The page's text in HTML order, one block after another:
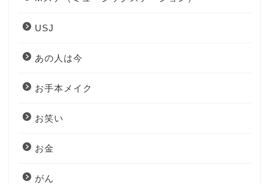
USJ
あの人は今
お手本メイク
お笑い
お金
がん